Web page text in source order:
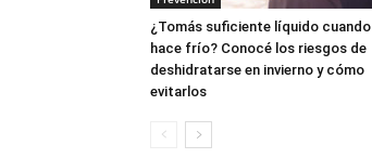
¿Tomás suficiente líquido cuando
hace frío? Conocé los riesgos de
deshidratarse en invierno y cómo
evitarlos